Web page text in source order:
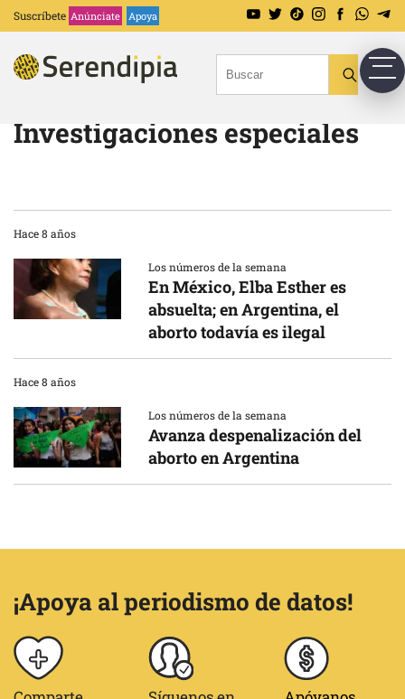
Suscríbete Anúnciate Apoya
Investigaciones especiales
Hace 8 años
Los números de la semana
En México, Elba Esther es
absuelta; en Argentina, el
aborto todavía es ilegal
Hace 8 años
Los números de la semana
Avanza despenalización del
aborto en Argentina
¡Apoya al periodismo de datos!